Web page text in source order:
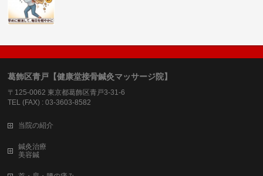
葛飾区青戸【健康堂接骨鍼灸マッサージ院】
〒125-0062 東京都葛飾区青戸3-31-6
TEL (FAX) : 03-3603-8582
当院の紹介
鍼灸治療
美容鍼